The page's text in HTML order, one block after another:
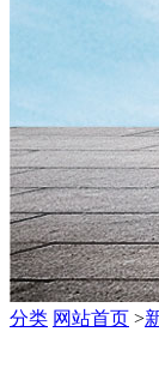
分类 网站首页 >